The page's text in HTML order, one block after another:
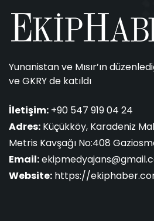
Yunanistan ve Mısır’ın
ve GKRY de katıldı
İletişim: +90 547 919 04 24
Adres: Küçükköy, Karadeniz
Metris Kavşağı No:408
Email:
Website: https://